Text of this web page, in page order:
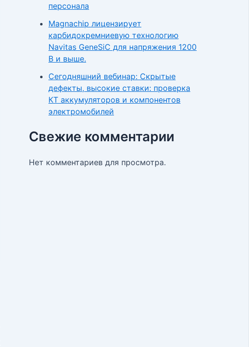
персонала
Magnachip лицензирует
карбидокремниевую технологию
Navitas GeneSiC для напряжения 1200
В и выше.
Сегодняшний вебинар: Скрытые
дефекты, высокие ставки: проверка
КТ аккумуляторов и компонентов
электромобилей
Свежие комментарии
Нет комментариев для просмотра.